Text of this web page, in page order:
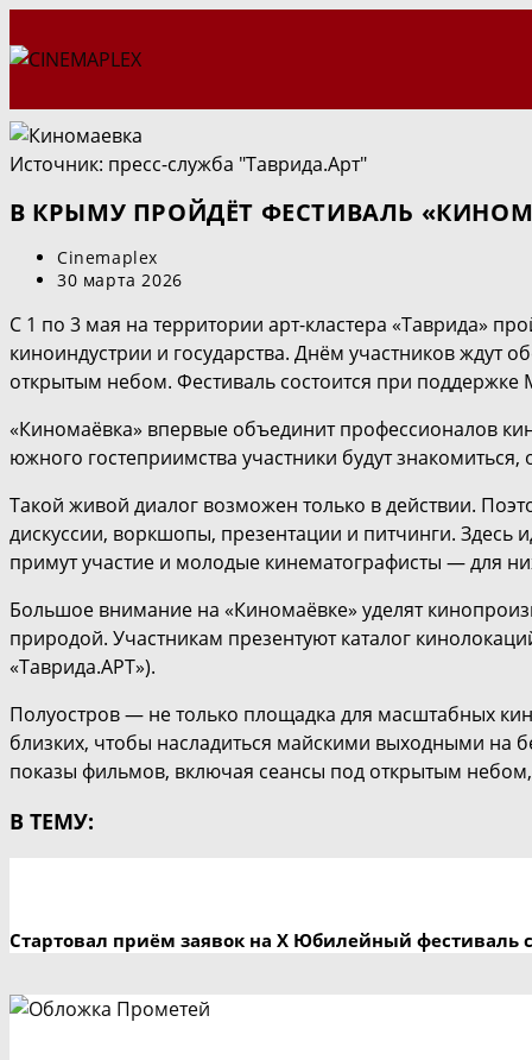
к
Источник: пресс-служба "Таврида.Арт"
В КРЫМУ ПРОЙДЁТ ФЕСТИВАЛЬ
Автор
записи:
Cinemaplex
Запись
30 марта 2026
С 1 по 3 мая на территории арт‑кластера «Таврида»
киноиндустрии и государства. Днём участников
открытым небом. Фестиваль состоится при поддержке
«Киномаёвка» впервые объединит профессионалов
южного гостеприимства участники будут
Такой живой диалог возможен только в действии.
дискуссии, воркшопы, презентации и питчинги. Здесь
примут участие и молодые кинематографисты — для
Большое внимание на «Киномаёвке» уделят
природой. Участникам презентуют каталог
«Таврида.АРТ»).
Полуостров — не только площадка для масштабных
близких, чтобы насладиться майскими выходными на
показы фильмов, включая сеансы под открытым
В ТЕМУ:
Стартовал приём заявок на X Юбилейный фестиваль